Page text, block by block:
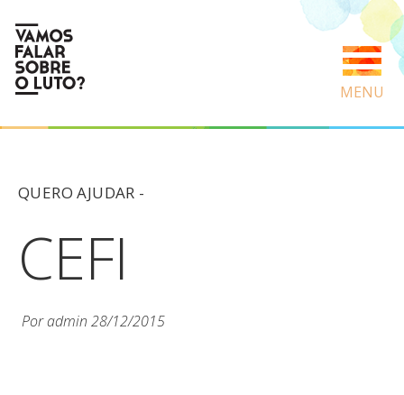
MENU
QUERO AJUDAR -
CEFI
Poradmin 28/12/2015